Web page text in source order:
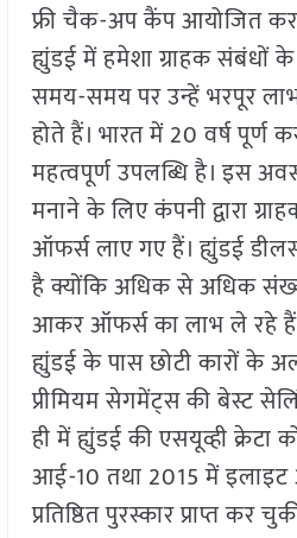
फ्री चैक-अप कैंप आयोजित
ह्युंडई में हमेशा ग्राहक संबंधों
समय-समय पर उन्हें भरपूर
होते हैं। भारत में 20 वर्ष
महत्वपूर्ण उपलब्धि है। इस
मनाने के लिए कंपनी द्वारा
ऑफर्स लाए गए हैं। ह्युंडई
है क्योंकि अधिक से अधिक
आकर ऑफर्स का लाभ ले रहे
ह्युंडई के पास छोटी कारों के
प्रीमियम सेगमेंट्स की बेस्ट
ही में ह्युंडई की एसयूव्ही क्रेटा
आई-10 तथा 2015 में
प्रतिष्ठित पुरस्कार प्राप्त कर